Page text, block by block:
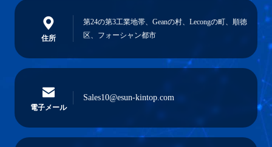
住所
第24の第3工業地帯、Geanの村、Lecongの町、順徳
区、フォーシャン都市
電子メール
Sales10@esun-kintop.com